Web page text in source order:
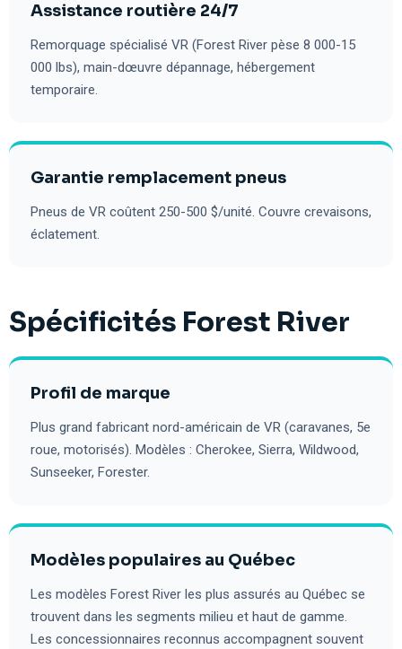
Assistance routière 24/7
Remorquage spécialisé VR (Forest River pèse 8 000-15
000 lbs), main-dœuvre dépannage, hébergement
temporaire.
Garantie remplacement pneus
Pneus de VR coûtent 250-500 $/unité. Couvre crevaisons,
éclatement.
Spécificités Forest River
Profil de marque
Plus grand fabricant nord-américain de VR (caravanes, 5e
roue, motorisés). Modèles : Cherokee, Sierra, Wildwood,
Sunseeker, Forester.
Modèles populaires au Québec
Les modèles Forest River les plus assurés au Québec se
trouvent dans les segments milieu et haut de gamme.
Les concessionnaires reconnus accompagnent souvent